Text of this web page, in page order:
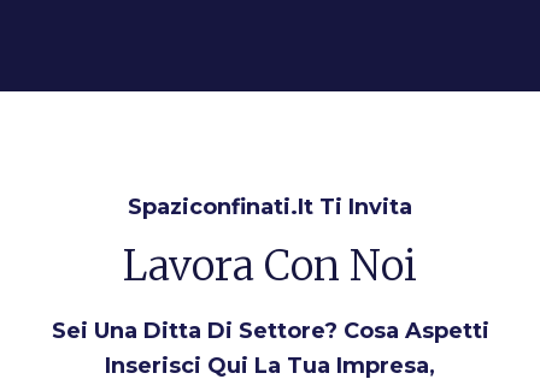
Spaziconfinati.it Ti Invita
Lavora Con Noi
Sei Una Ditta Di Settore? Cosa Aspetti
Inserisci Qui La Tua Impresa,